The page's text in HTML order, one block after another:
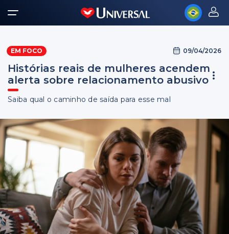
EM FOCO 09/04/2026
Histórias reais de mulheres acendem
alerta sobre relacionamento abusivo
Saiba qual o caminho de saída para esse mal